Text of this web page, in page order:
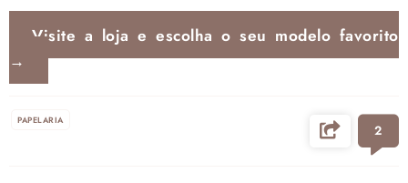
Visite a loja e escolha o seu modelo favorito
→
PAPELARIA
2